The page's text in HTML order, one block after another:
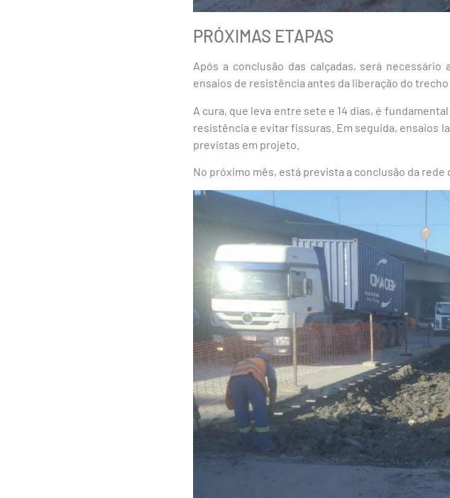
PRÓXIMAS ETAPAS
Após a conclusão das calçadas, será
ensaios de resistência antes da liberação do trecho
A cura, que leva entre sete e 14 dias, é
resistência e evitar fissuras. Em seguida, ensaios
previstas em projeto.
No próximo mês, está prevista a conclusão da rede